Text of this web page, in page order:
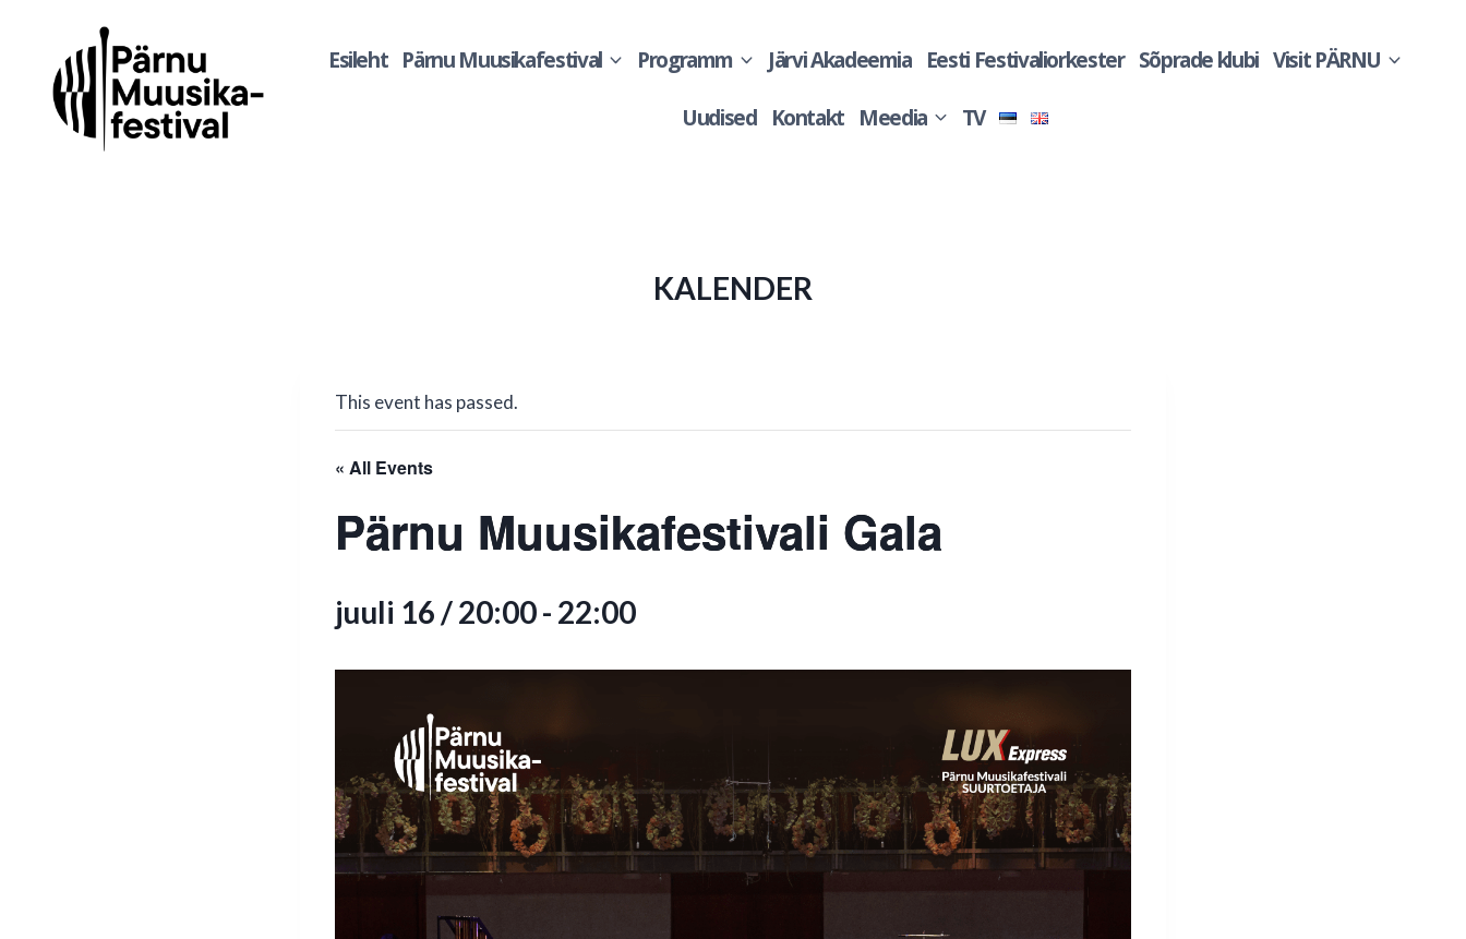
content
Esileht Pärnu Muusikafestival Programm Järvi Akadeemia Eesti Festivaliorkester Sõprade klubi Visit PÄRNU
Uudised Kontakt Meedia TV
KALENDER
This event has passed.
« All Events
Pärnu Muusikafestivali Gala
juuli 16 / 20:00- 22:00